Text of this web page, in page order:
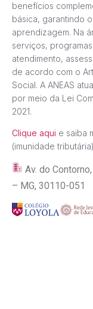
benefícios
básica, garantindo
aprendizagem. Na
serviços,
atendimento,
de acordo com o
Social. A ANEAS
por meio da Lei
2021.
Clique aqui e saiba
(imunidade
Av. do
– MG, 30110-